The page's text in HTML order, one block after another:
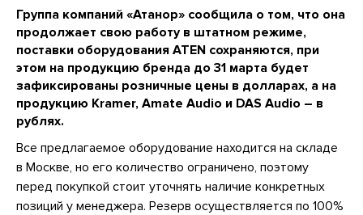
Группа компаний «Атанор» сообщила о том, что она
продолжает свою работу в штатном режиме,
поставки оборудования ATEN сохраняются, при
этом на продукцию бренда до 31 марта будет
зафиксированы розничные цены в долларах, а на
продукцию Kramer, Amate Audio и DAS Audio – в
рублях.
Все предлагаемое оборудование находится на складе
в Москве, но его количество ограничено, поэтому
перед покупкой стоит уточнять наличие конкретных
позиций у менеджера. Резерв осуществляется по 100%